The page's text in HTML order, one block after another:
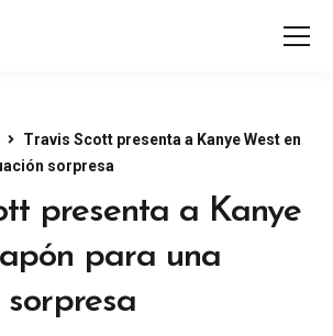
Travis Scott presenta a Kanye West en
sorpresa
presenta a Kanye
para una